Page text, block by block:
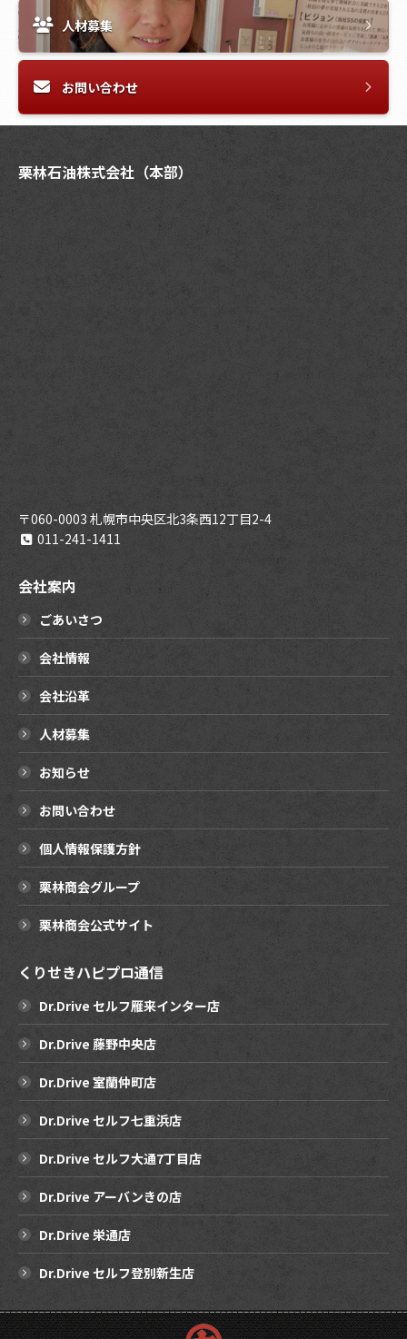
人材募集
お問い合わせ
栗林石油株式会社（本部）
〒060-0003 札幌市中央区北3条西12丁目2-4
011-241-1411
会社案内
ごあいさつ
会社情報
会社沿革
人材募集
お知らせ
お問い合わせ
個人情報保護方針
栗林商会グループ
栗林商会公式サイト
くりせきハピプロ通信
Dr.Drive セルフ雁来インター店
Dr.Drive 藤野中央店
Dr.Drive 室蘭仲町店
Dr.Drive セルフ七重浜店
Dr.Drive セルフ大通7丁目店
Dr.Drive アーバンきの店
Dr.Drive 栄通店
Dr.Drive セルフ登別新生店